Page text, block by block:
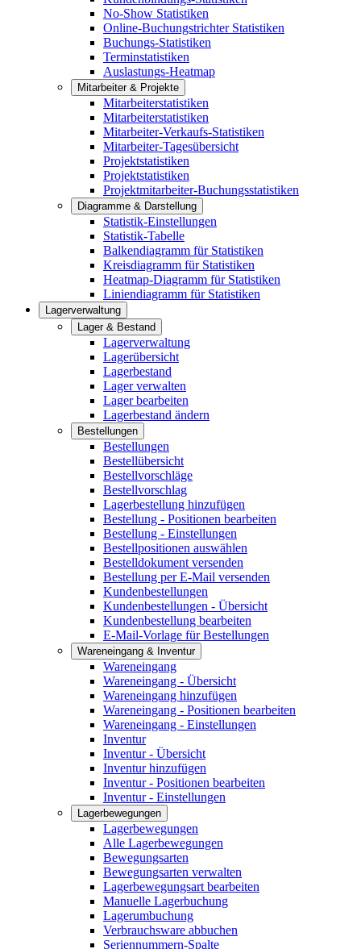
No-Show Statistiken
Online-Buchungstrichter Statistiken
Buchungs-Statistiken
Terminstatistiken
Auslastungs-Heatmap
Mitarbeiter & Projekte
Mitarbeiterstatistiken
Mitarbeiterstatistiken
Mitarbeiter-Verkaufs-Statistiken
Mitarbeiter-Tagesübersicht
Projektstatistiken
Projektstatistiken
Projektmitarbeiter-Buchungsstatistiken
Diagramme & Darstellung
Statistik-Einstellungen
Statistik-Tabelle
Balkendiagramm für Statistiken
Kreisdiagramm für Statistiken
Heatmap-Diagramm für Statistiken
Liniendiagramm für Statistiken
Lagerverwaltung
Lager & Bestand
Lagerverwaltung
Lagerübersicht
Lagerbestand
Lager verwalten
Lager bearbeiten
Lagerbestand ändern
Bestellungen
Bestellungen
Bestellübersicht
Bestellvorschläge
Bestellvorschlag
Lagerbestellung hinzufügen
Bestellung - Positionen bearbeiten
Bestellung - Einstellungen
Bestellpositionen auswählen
Bestelldokument versenden
Bestellung per E-Mail versenden
Kundenbestellungen
Kundenbestellungen - Übersicht
Kundenbestellung bearbeiten
E-Mail-Vorlage für Bestellungen
Wareneingang & Inventur
Wareneingang
Wareneingang - Übersicht
Wareneingang hinzufügen
Wareneingang - Positionen bearbeiten
Wareneingang - Einstellungen
Inventur
Inventur - Übersicht
Inventur hinzufügen
Inventur - Positionen bearbeiten
Inventur - Einstellungen
Lagerbewegungen
Lagerbewegungen
Alle Lagerbewegungen
Bewegungsarten
Bewegungsarten verwalten
Lagerbewegungsart bearbeiten
Manuelle Lagerbuchung
Lagerumbuchung
Verbrauchsware abbuchen
Seriennummern-Spalte